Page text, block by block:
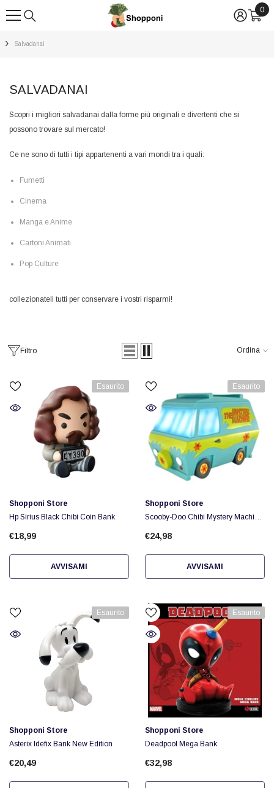
VAI DIRETTAMENTE AI CONTENUTI 0
0
Salvadanai
SALVADANAI
Scopri i migliori salvadanai dalla forme più originali e divertenti che si
possono trovare sul mercato!
Ce ne sono di tutti i tipi appartenenti a vari mondi tra i quali:
Fumetti
Cinema
Manga e Anime
Cartoni Animati
Pop Culture
collezionateli tutti per conservare i vostri risparmi!
Esaurito Fornitore:
Cosmic Group
Star Trek Bat'leth Scaled
Filtro Ordina
Esaurito
Fornitore:
Shopponi Store
Hp Sirius Black Chibi Coin Bank
€18,99
AVVISAMI
Esaurito
Fornitore:
Shopponi Store
Scooby-Doo Chibi Mystery Machine
€24,98
AVVISAMI
Esaurito
Fornitore:
Shopponi Store
Asterix Idefix Bank New Edition
€20,49
Esaurito
Fornitore:
Shopponi Store
Deadpool Mega Bank
€32,98